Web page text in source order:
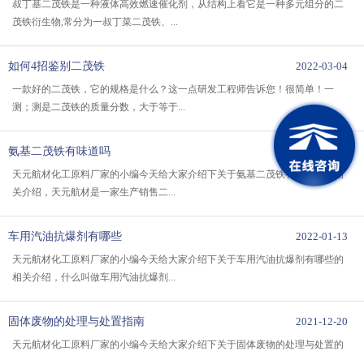
叔丁基二茂铁是一种液体高效燃速催化剂，从结构上看它是一种多元组分的二
茂铁衍生物,常分为一叔丁菜二茂铁、...
如何4招鉴别二茂铁 2022-03-04
一款好的二茂铁，它的规格是什么？这一点研发工程师告诉您！很简单！一
测；测是二茂铁的质量分数，大于等于...
氨基二茂铁有味道吗 2022-01-27
天元航材化工原料厂家的小编今天给大家介绍下关于氨基二茂铁有味道吗的相
关介绍，天元航材是一家生产销售二...
车用汽油抗爆剂有哪些 2022-01-13
天元航材化工原料厂家的小编今天给大家介绍下关于车用汽油抗爆剂有哪些的
相关介绍，什么叫做车用汽油抗爆剂...
固体废物的处理与处置指南 2021-12-20
天元航材化工原料厂家的小编今天给大家介绍下关于固体废物的处理与处置的